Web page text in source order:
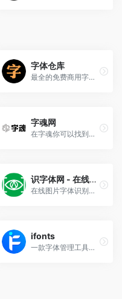
字体仓库
最全的免费商用字体库
字魂网
在字魂你可以找到各类风格的字体， 并且平价获取商用授权，免除版权风险，为您的个人工作提高效率，同时也为企业大大降低成本，找正版商用字体，就来字魂！
识字体网 - 在线图片字体识别
在线图片字体识别、字体下载、字体搜索和问答社区等服务。
ifonts
一款字体管理工具，快速寻找字体